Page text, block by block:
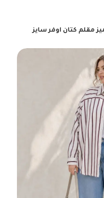
مقلم كتان اوفر سايز